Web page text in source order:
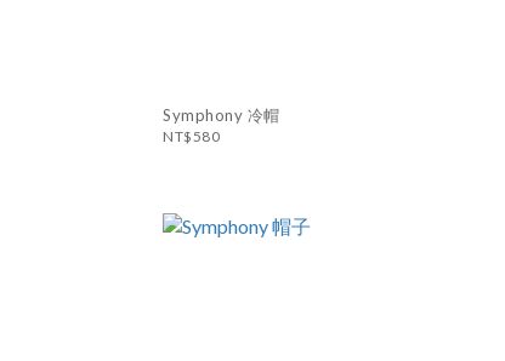
Symphony 冷帽
NT$580